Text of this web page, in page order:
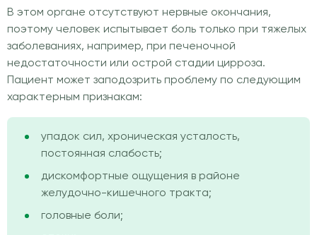
В этом органе отсутствуют нервные окончания,
поэтому человек испытывает боль только при тяжелых
заболеваниях, например, при печеночной
недостаточности или острой стадии цирроза.
Пациент может заподозрить проблему по следующим
характерным признакам:
упадок сил, хроническая усталость,
постоянная слабость;
дискомфортные ощущения в районе
желудочно-кишечного тракта;
головные боли;